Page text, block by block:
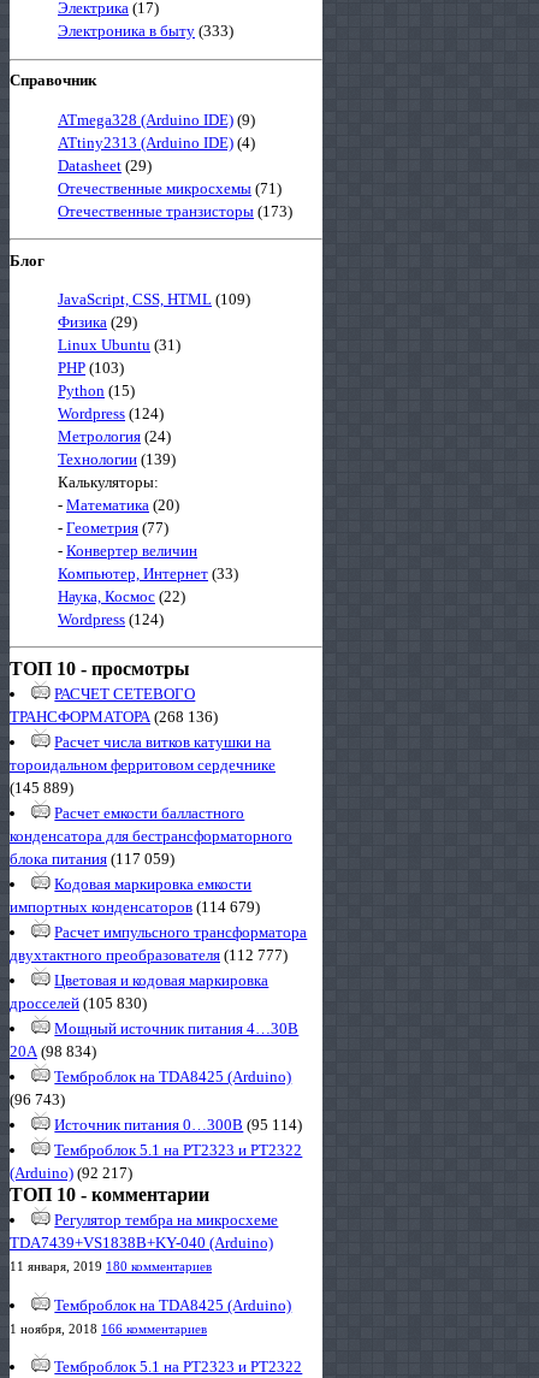
Электрика (17)
Электроника в быту (333)
Справочник
ATmega328 (Arduino IDE) (9)
ATtiny2313 (Arduino IDE) (4)
Datasheet (29)
Отечественные микросхемы (71)
Отечественные транзисторы (173)
Блог
JavaScript, CSS, HTML (109)
Физика (29)
Linux Ubuntu (31)
PHP (103)
Python (15)
Wordpress (124)
Метрология (24)
Технологии (139)
Калькуляторы:
- Математика (20)
- Геометрия (77)
- Конвертер величин
Компьютер, Интернет (33)
Наука, Космос (22)
Wordpress (124)
ТОП 10 - просмотры
РАСЧЕТ СЕТЕВОГО
ТРАНСФОРМАТОРА(268 136)
Расчет числа витков катушки на
тороидальном ферритовом сердечнике
(145 889)
Расчет емкости балластного
конденсатора для бестрансформаторного
блока питания (117 059)
Кодовая маркировка емкости
импортных конденсаторов (114 679)
Расчет импульсного трансформатора
двухтактного преобразователя (112 777)
Цветовая и кодовая маркировка
дросселей (105 830)
Мощный источник питания 4…30В
20А(98 834)
Темброблок на TDA8425 (Arduino)
(96 743)
Источник питания 0…300В (95 114)
Темброблок 5.1 на PT2323 и PT2322
(Arduino) (92 217)
ТОП 10 - комментарии
Регулятор тембра на микросхеме
TDA7439+VS1838B+KY-040 (Arduino)
11 января, 2019 180 комментариев
Темброблок на TDA8425 (Arduino)
1 ноября, 2018 166 комментариев
Темброблок 5.1 на PT2323 и PT2322